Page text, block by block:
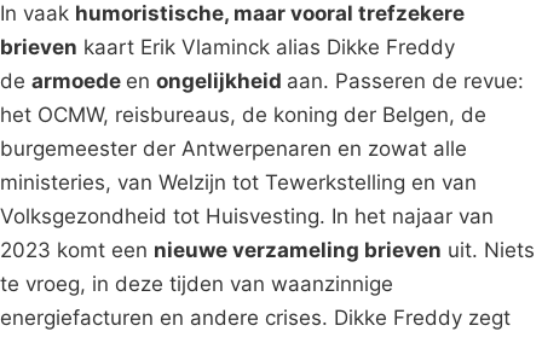
In vaak humoristische, maar vooral trefzekere
brieven kaart Erik Vlaminck alias Dikke Freddy
de armoede en ongelijkheid aan. Passeren de revue:
het OCMW, reisbureaus, de koning der Belgen, de
burgemeester der Antwerpenaren en zowat alle
ministeries, van Welzijn tot Tewerkstelling en van
Volksgezondheid tot Huisvesting. In het najaar van
2023 komt een nieuwe verzameling brieven uit. Niets
te vroeg, in deze tijden van waanzinnige
energiefacturen en andere crises. Dikke Freddy zegt